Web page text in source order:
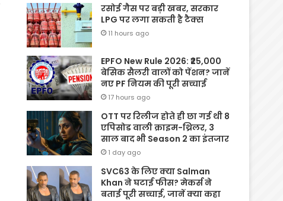
रसोई गैस पर बड़ी खबर, सरकार
LPG पर लगा सकती है टैक्स
11 hours ago
EPFO New Rule 2026: ₹25,000
बेसिक सैलरी वालों को पेंशन? जानें
नए PF नियम की पूरी सच्चाई
17 hours ago
OTT पर रिलीज होते ही छा गई थी 8
एपिसोड वाली क्राइम-थ्रिलर, 3
साल बाद भी Season 2 का इंतजार
1 day ago
SVC63 के लिए क्या Salman
Khan ने घटाई फीस? मेकर्स ने
बताई पूरी सच्चाई, जानें क्या कहा